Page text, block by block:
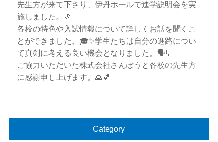
先生方が来て下さり、伊丹ホールで進学説明会を実
施しました。🎉
各校の特色や入試情報について詳しくお話を聞くこ
とができました。🎓✨学生たちは自分の進路につい
て真剣に考える良い機会となりました。🗣️💬
ご協力いただいた株式会社さんぽうと各校の先生方
に感謝申し上げます。🙏💕
Category